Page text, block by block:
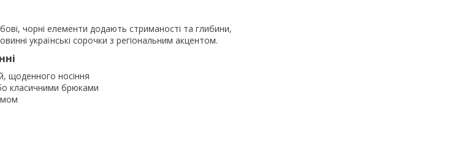
чорні елементи додають стриманості та глибини,
українські сорочки з регіональним акцентом.
щоденного носіння
класичними брюками